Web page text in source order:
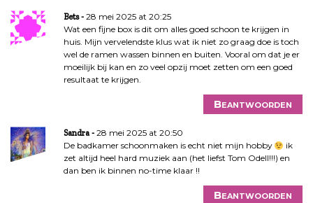
Bets
28 mei 2025 at 20:25
Wat een fijne box is dit om alles goed schoon te krijgen in
huis. Mijn vervelendste klus wat ik niet zo graag doe is toch
wel de ramen wassen binnen en buiten. Vooral om dat je er
moeilijk bij kan en zo veel opzij moet zetten om een goed
resultaat te krijgen.
Beantwoorden
Sandra
28 mei 2025 at 20:50
De badkamer schoonmaken is echt niet mijn hobby
ik
zet altijd heel hard muziek aan (het liefst Tom Odell!!!) en
dan ben ik binnen no-time klaar !!
Beantwoorden